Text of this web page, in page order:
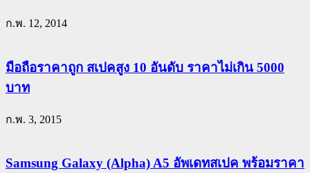
ก.พ. 12, 2014
มือถือราคาถูก สเปคสูง 10 อันดับ ราคาไม่เกิน 5000
บาท
ก.พ. 3, 2015
Samsung Galaxy (Alpha) A5 อัพเดทสเปค พร้อมราคา